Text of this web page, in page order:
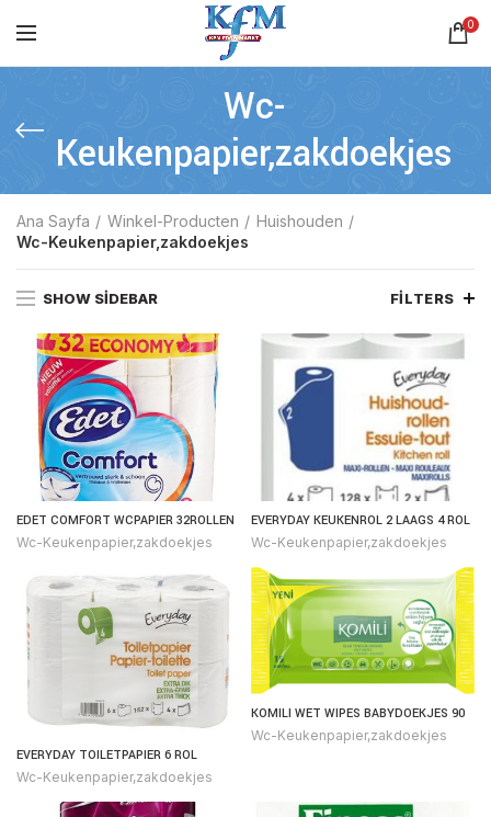
0
Wc-
Keukenpapier,zakdoekjes
Ana Sayfa Winkel-Producten
Huishouden
Wc-Keukenpapier,zakdoekjes
SHOW SIDEBAR FILTERS
EDET COMFORT WCPAPIER 32ROLLEN
Wc-Keukenpapier,zakdoekjes
EVERYDAY KEUKENROL 2 LAAGS 4 ROL
Wc-Keukenpapier,zakdoekjes
EVERYDAY TOILETPAPIER 6 ROL
Wc-Keukenpapier,zakdoekjes
KOMILI WET WIPES BABYDOEKJES 90
Wc-Keukenpapier,zakdoekjes